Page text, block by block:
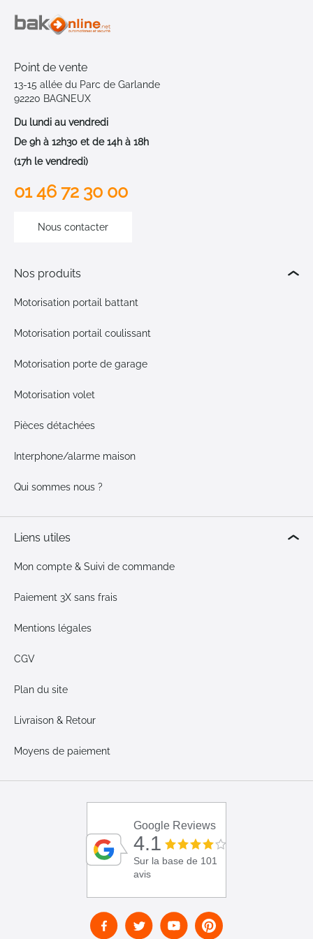
Point de vente
13-15 allée du Parc de Garlande
92220 BAGNEUX
Du lundi au vendredi
De 9h à 12h30 et de 14h à 18h
(17h le vendredi)
01 46 72 30 00
Nous contacter
Nos produits
Motorisation portail battant
Motorisation portail coulissant
Motorisation porte de garage
Motorisation volet
Pièces détachées
Interphone/alarme maison
Qui sommes nous ?
Liens utiles
Mon compte & Suivi de commande
Paiement 3X sans frais
Mentions légales
CGV
Plan du site
Livraison & Retour
Moyens de paiement
Google Reviews
4.1
Sur la base de 101
avis